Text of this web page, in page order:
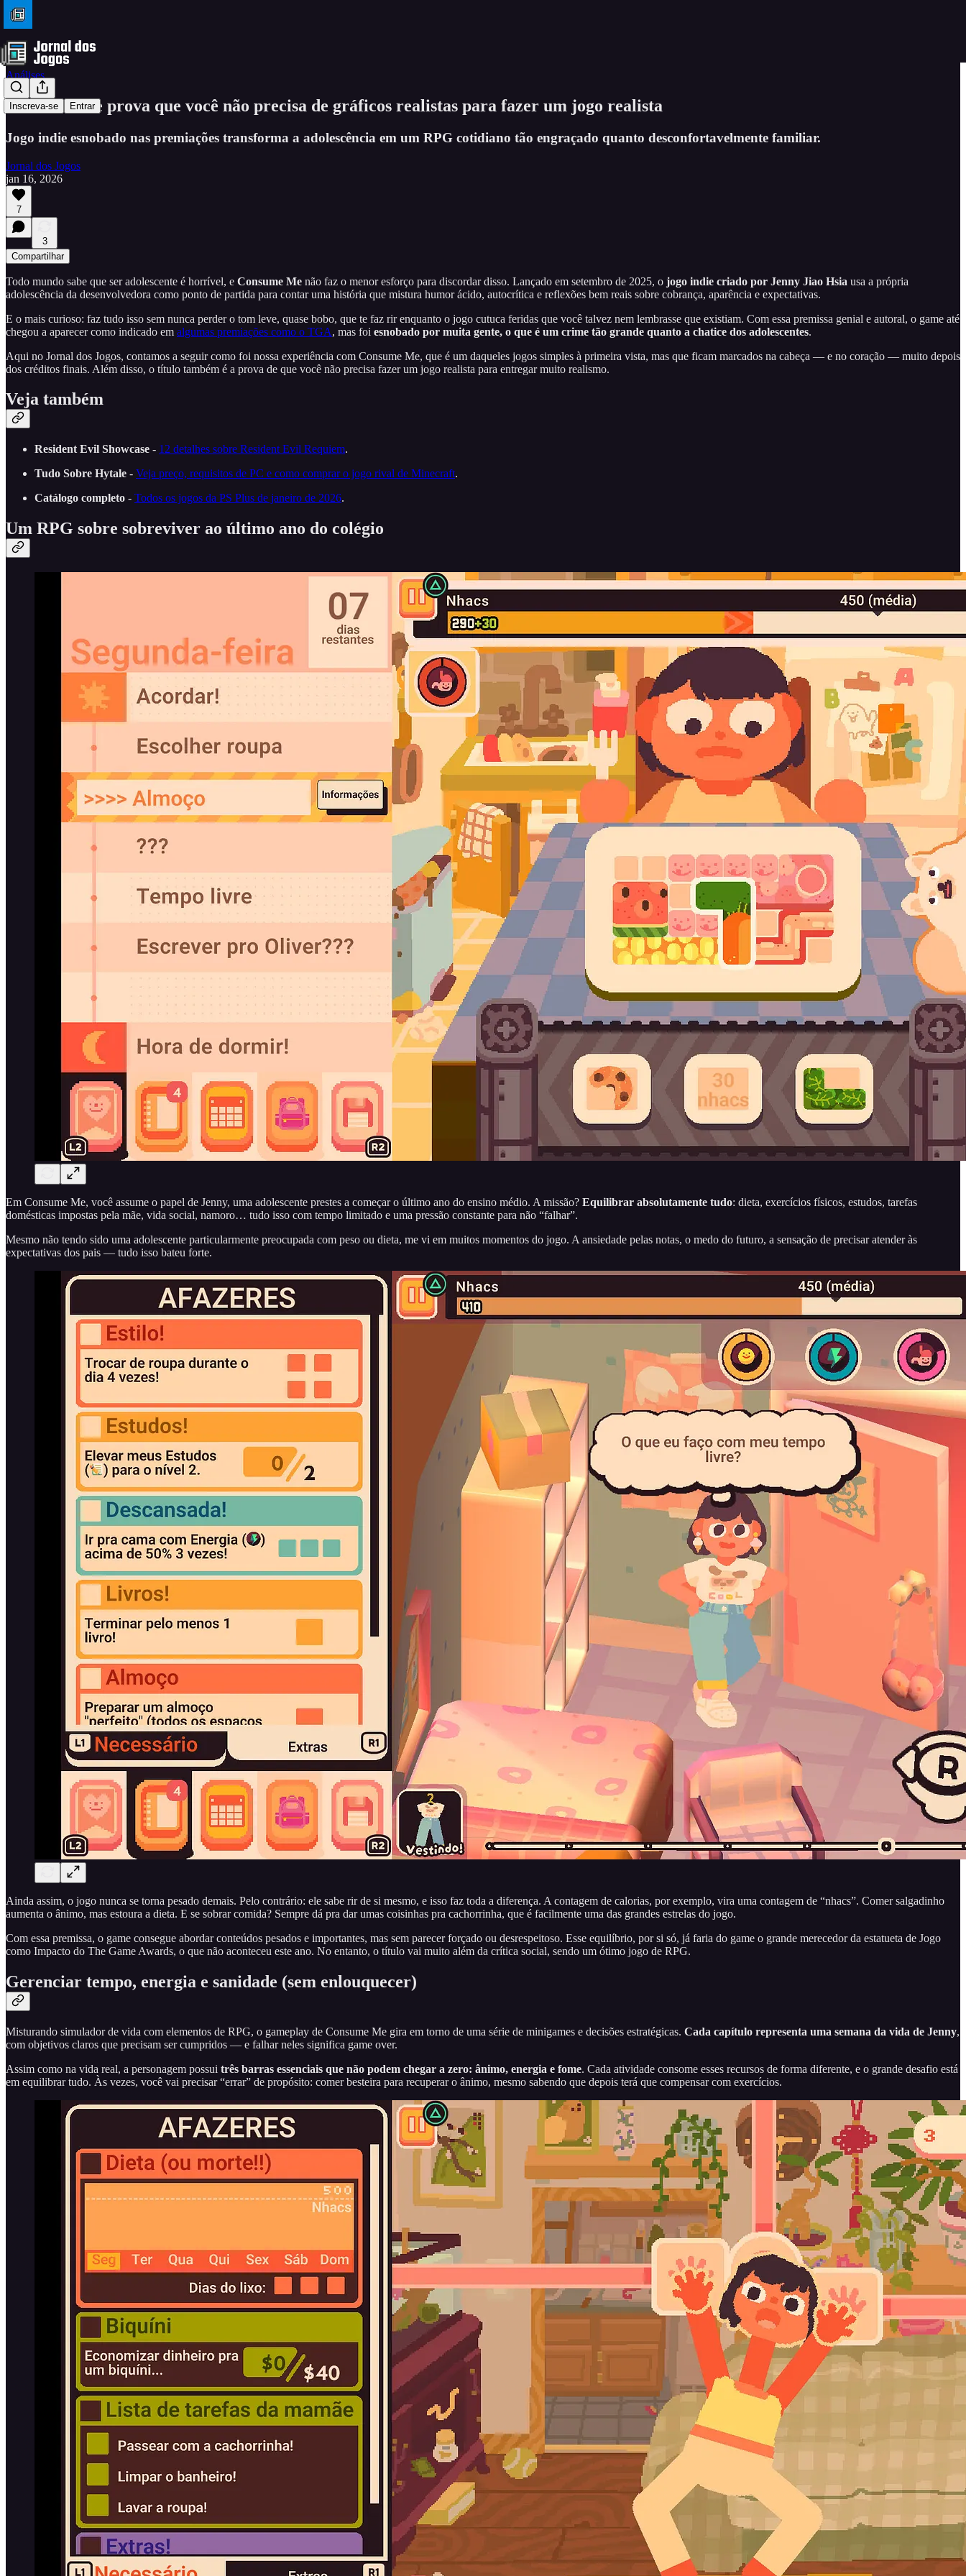
Inscreva-se Entrar
Análises
Consume Me prova que você não precisa de gráficos realistas para fazer um jogo realista
Jogo indie esnobado nas premiações transforma a adolescência em um RPG cotidiano tão engraçado quanto desconfortavelmente familiar.
Jornal dos Jogos
jan 16, 2026
7
3
Compartilhar
Todo mundo sabe que ser adolescente é horrível, e Consume Me não faz o menor esforço para discordar disso. Lançado em setembro de 2025, o jogo indie criado por Jenny Jiao Hsia usa a própria
adolescência da desenvolvedora como ponto de partida para contar uma história que mistura humor ácido, autocrítica e reflexões bem reais sobre cobrança, aparência e expectativas.
E o mais curioso: faz tudo isso sem nunca perder o tom leve, quase bobo, que te faz rir enquanto o jogo cutuca feridas que você talvez nem lembrasse que existiam. Com essa premissa genial e autoral, o game até
chegou a aparecer como indicado em algumas premiações como o TGA, mas foi esnobado por muita gente, o que é um crime tão grande quanto a chatice dos adolescentes.
Aqui no Jornal dos Jogos, contamos a seguir como foi nossa experiência com Consume Me, que é um daqueles jogos simples à primeira vista, mas que ficam marcados na cabeça — e no coração — muito depois
dos créditos finais. Além disso, o título também é a prova de que você não precisa fazer um jogo realista para entregar muito realismo.
Veja também
Resident Evil Showcase - 12 detalhes sobre Resident Evil Requiem.
Tudo Sobre Hytale - Veja preço, requisitos de PC e como comprar o jogo rival de Minecraft.
Catálogo completo - Todos os jogos da PS Plus de janeiro de 2026.
Um RPG sobre sobreviver ao último ano do colégio
Em Consume Me, você assume o papel de Jenny, uma adolescente prestes a começar o último ano do ensino médio. A missão? Equilibrar absolutamente tudo: dieta, exercícios físicos, estudos, tarefas
domésticas impostas pela mãe, vida social, namoro… tudo isso com tempo limitado e uma pressão constante para não “falhar”.
Mesmo não tendo sido uma adolescente particularmente preocupada com peso ou dieta, me vi em muitos momentos do jogo. A ansiedade pelas notas, o medo do futuro, a sensação de precisar atender às
expectativas dos pais — tudo isso bateu forte.
Ainda assim, o jogo nunca se torna pesado demais. Pelo contrário: ele sabe rir de si mesmo, e isso faz toda a diferença. A contagem de calorias, por exemplo, vira uma contagem de “nhacs”. Comer salgadinho
aumenta o ânimo, mas estoura a dieta. E se sobrar comida? Sempre dá pra dar umas coisinhas pra cachorrinha, que é facilmente uma das grandes estrelas do jogo.
Com essa premissa, o game consegue abordar conteúdos pesados e importantes, mas sem parecer forçado ou desrespeitoso. Esse equilíbrio, por si só, já faria do game o grande merecedor da estatueta de Jogo
como Impacto do The Game Awards, o que não aconteceu este ano. No entanto, o título vai muito além da crítica social, sendo um ótimo jogo de RPG.
Gerenciar tempo, energia e sanidade (sem enlouquecer)
Misturando simulador de vida com elementos de RPG, o gameplay de Consume Me gira em torno de uma série de minigames e decisões estratégicas. Cada capítulo representa uma semana da vida de Jenny,
com objetivos claros que precisam ser cumpridos — e falhar neles significa game over.
Assim como na vida real, a personagem possui três barras essenciais que não podem chegar a zero: ânimo, energia e fome. Cada atividade consome esses recursos de forma diferente, e o grande desafio está
em equilibrar tudo. Às vezes, você vai precisar “errar” de propósito: comer besteira para recuperar o ânimo, mesmo sabendo que depois terá que compensar com exercícios.